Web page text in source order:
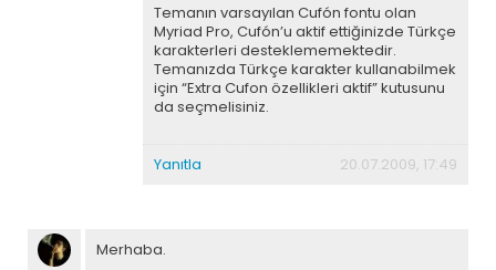
Temanın varsayılan Cufón fontu olan
Myriad Pro, Cufón’u aktif ettiğinizde Türkçe
karakterleri desteklememektedir.
Temanızda Türkçe karakter kullanabilmek
için “Extra Cufon özellikleri aktif” kutusunu
da seçmelisiniz.
Yanıtla 20.07.2009, 17:49
Merhaba.